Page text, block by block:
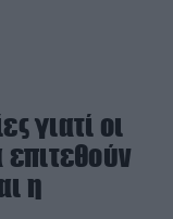
γιατί οι
η